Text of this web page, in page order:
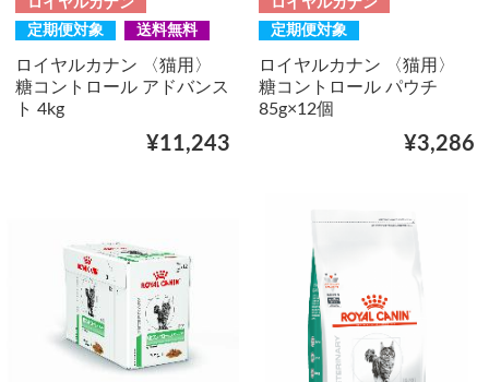
ロイヤルカナン
定期便対象
送料無料
ロイヤルカナン 〈猫用〉
糖コントロール アドバンス
ト 4kg
¥11,243
ロイヤルカナン
定期便対象
ロイヤルカナン 〈猫用〉
糖コントロール パウチ
85g×12個
¥3,286